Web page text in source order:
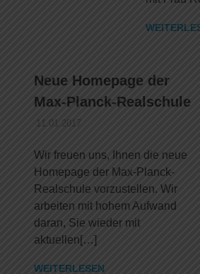
Neue Homepage der
Max-Planck-Realschule
11.01.2017
Wir freuen uns, Ihnen die neue
Homepage der Max-Planck-
Realschule vorzustellen. Wir
arbeiten mit hohem Aufwand
daran, Sie wieder mit
aktuellen[…]
WEITERLESEN